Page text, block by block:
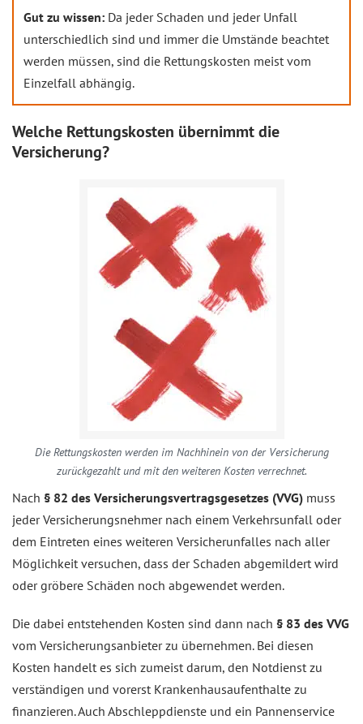
Gut zu wissen: Da jeder Schaden und jeder Unfall
unterschiedlich sind und immer die Umstände beachtet
werden müssen, sind die Rettungskosten meist vom
Einzelfall abhängig.
Welche Rettungskosten übernimmt die
Versicherung?
Die Rettungskosten werden im Nachhinein von der Versicherung
zurückgezahlt und mit den weiteren Kosten verrechnet.
Nach § 82 des Versicherungsvertragsgesetzes (VVG) muss
jeder Versicherungsnehmer nach einem Verkehrsunfall oder
dem Eintreten eines weiteren Versicherunfalles nach aller
Möglichkeit versuchen, dass der Schaden abgemildert wird
oder gröbere Schäden noch abgewendet werden.
Die dabei entstehenden Kosten sind dann nach § 83 des VVG
vom Versicherungsanbieter zu übernehmen. Bei diesen
Kosten handelt es sich zumeist darum, den Notdienst zu
verständigen und vorerst Krankenhausaufenthalte zu
finanzieren. Auch Abschleppdienste und ein Pannenservice